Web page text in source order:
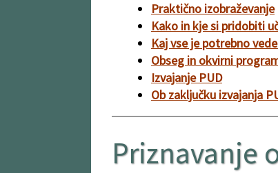
Praktično izobraževanje
Kako in kje si pridobiti
Kaj vse je potrebno
Obseg in okvirni
Izvajanje PUD
Ob zaključku izvajanja
Priznavanje